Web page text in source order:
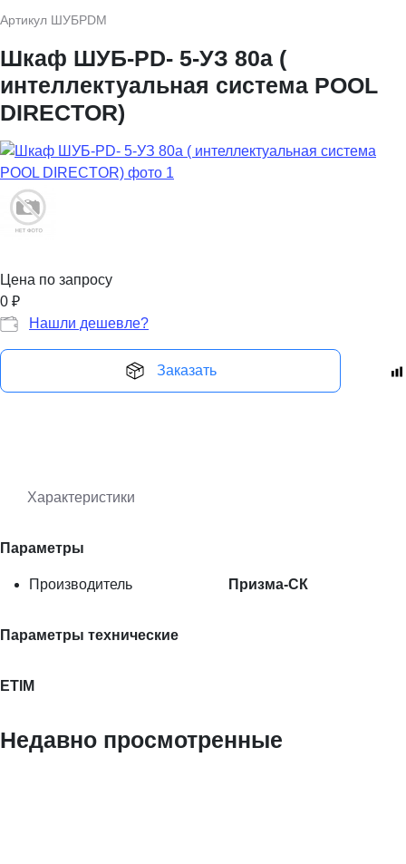
Артикул ШУБРDМ
Шкаф ШУБ-PD- 5-УЗ 80а (
интеллектуальная система POOL
DIRECTOR)
Цена по запросу
0 ₽
Нашли дешевле?
Заказать
Характеристики
Параметры
Производитель Призма-СК
Параметры технические
ETIM
Недавно просмотренные